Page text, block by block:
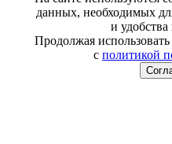
данных, необходимых
и удобства
Продолжая
с политикой